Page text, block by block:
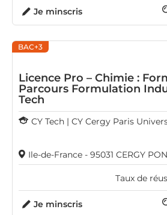
Je minscris
BAC+3
Licence Pro – Chimie :
Parcours Formulation
Tech
CY Tech | CY Cergy Paris
Ile-de-France - 95031 CERGY
Taux de
Je minscris